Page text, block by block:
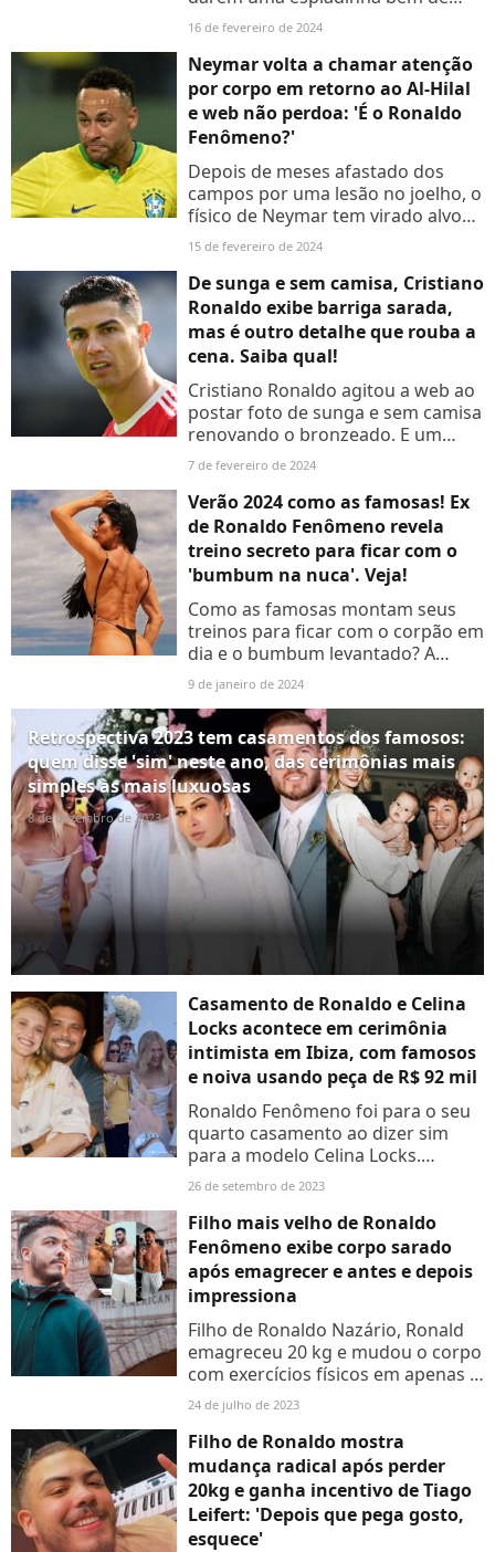
perto pela casa mais vigiada no
os famosos que marcaram...
16 de fevereiro de 2024
Neymar volta a chamar atenção
por corpo em retorno ao Al-Hilal
e web não perdoa: 'É o Ronaldo
Fenômeno?'
Depois de meses afastado dos
campos por uma lesão no joelho, o
físico de Neymar tem virado alvo
de críticas e até piadas de
está fora de forma.
15 de fevereiro de 2024
De sunga e sem camisa, Cristiano
Ronaldo exibe barriga sarada,
mas é outro detalhe que rouba a
cena. Saiba qual!
Cristiano Ronaldo agitou a web ao
postar foto de sunga e sem camisa
renovando o bronzeado. E um
detalhe chamou atenção da web.
7 de fevereiro de 2024
Verão 2024 como as famosas! Ex
de Ronaldo Fenômeno revela
treino secreto para ficar com o
'bumbum na nuca'. Veja!
Como as famosas montam seus
treinos para ficar com o corpão em
dia e o bumbum levantado? A
fisiculturista Michele Umezu, ex de
Ronaldo Fenômeno e mãe de um
dos seus filhos, revelou...
9 de janeiro de 2024
Retrospectiva 2023 tem casamentos dos famosos:
quem disse 'sim' neste ano, das cerimônias mais
simples às mais luxuosas
8 de dezembro de 2023
Casamento de Ronaldo e Celina
Locks acontece em cerimônia
intimista em Ibiza, com famosos
e noiva usando peça de R$ 92 mil
Ronaldo Fenômeno foi para o seu
quarto casamento ao dizer sim
para a modelo Celina Locks.
Confira os detalhes que
descobrimos da cerimônia que foi
intisma.
26 de setembro de 2023
Filho mais velho de Ronaldo
Fenômeno exibe corpo sarado
após emagrecer e antes e depois
impressiona
Filho de Ronaldo Nazário, Ronald
emagreceu 20 kg e mudou o corpo
com exercícios físicos em apenas 4
meses. Veja fotos do antes e
depois!
24 de julho de 2023
Filho de Ronaldo mostra
mudança radical após perder
20kg e ganha incentivo de Tiago
Leifert: 'Depois que pega gosto,
esquece'